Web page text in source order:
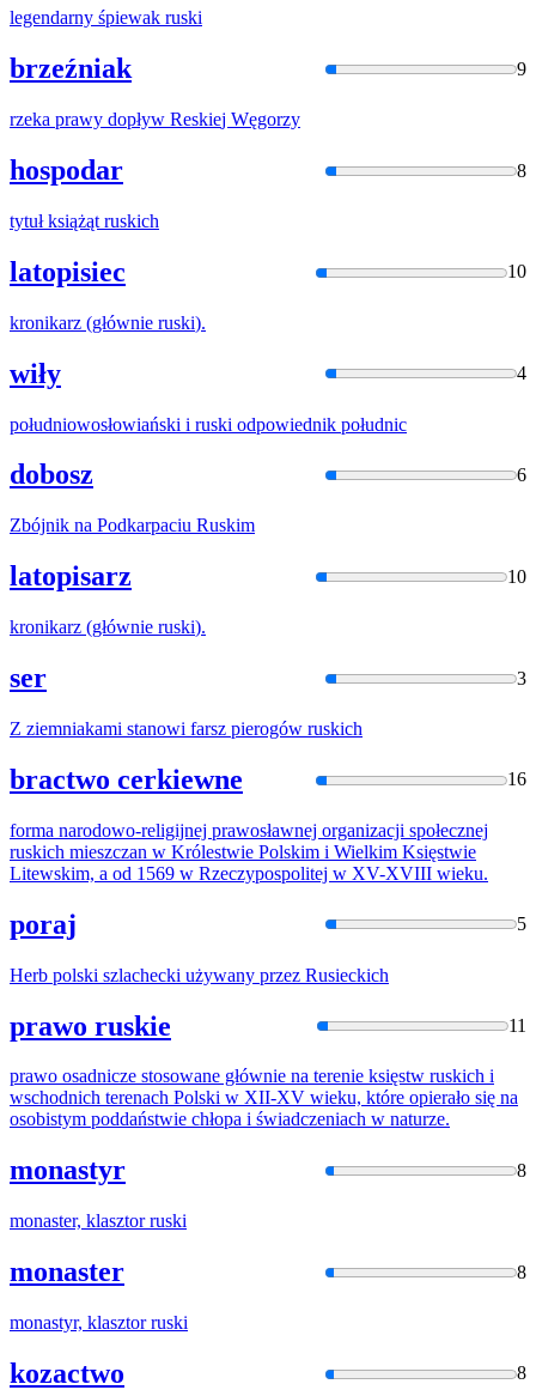
legendarny śpiewak ruski
brzeźniak 9
rzeka prawy dopływ Reskiej Węgorzy
hospodar 8
tytuł książąt ruskich
latopisiec 10
kronikarz (głównie ruski).
wiły 4
południowosłowiański i ruski odpowiednik południc
dobosz 6
Zbójnik na Podkarpaciu Ruskim
latopisarz 10
kronikarz (głównie ruski).
ser 3
Z ziemniakami stanowi farsz pierogów ruskich
bractwo cerkiewne 16
forma narodowo-religijnej prawosławnej organizacji społecznej
ruskich mieszczan w Królestwie Polskim i Wielkim Księstwie
Litewskim, a od 1569 w Rzeczypospolitej w XV-XVIII wieku.
poraj 5
Herb polski szlachecki używany przez Rusieckich
prawo ruskie 11
prawo osadnicze stosowane głównie na terenie księstw ruskich i
wschodnich terenach Polski w XII-XV wieku, które opierało się na
osobistym poddaństwie chłopa i świadczeniach w naturze.
monastyr 8
monaster, klasztorruski
monaster 8
monastyr, klasztorruski
kozactwo 8